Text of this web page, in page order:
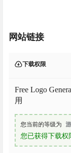
网站链接
下载权限
Free Logo
用
您当前的等级为
您已获得下载权